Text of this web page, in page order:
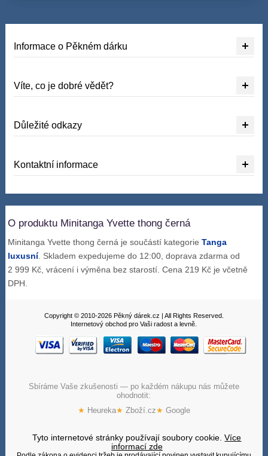
Informace o Pěkném dárku
Víte, co je dobré vědět?
Důležité odkazy
Kontaktní informace
O produktu Minitanga Yvette thong černá
Minitanga Yvette thong černá je součástí kategorieTanga
luxusní. Skladem expedujeme do 12:00, doprava zdarma od
2 999 Kč, vrácení i výměna bez starostí. Cena 219 Kč je včetně
DPH.
Copyright © 2010-2026 Pěkný dárek.cz | All Rights Reserved.
Internetový obchod pro Vaši radost a levně.
Sbíráme Vaše zkušenosti — po každém nákupu nás můžete
ohodnotit:
★ Heureka★ Zboží.cz★ Google
Tyto internetové stránky používají soubory cookie.Více
informací zde